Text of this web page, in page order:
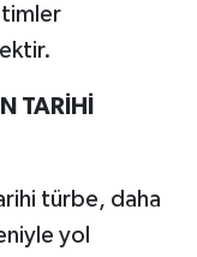
TARİHİ
türbe, daha
yol